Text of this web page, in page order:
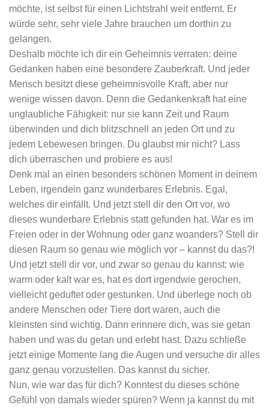
möchte, ist selbst für einen Lichtstrahl weit entfernt. Er
würde sehr, sehr viele Jahre brauchen um dorthin zu
gelangen.
Deshalb möchte ich dir ein Geheimnis verraten: deine
Gedanken haben eine besondere Zauberkraft. Und jeder
Mensch besitzt diese geheimnisvolle Kraft, aber nur
wenige wissen davon. Denn die Gedankenkraft hat eine
unglaubliche Fähigkeit: nur sie kann Zeit und Raum
überwinden und dich blitzschnell an jeden Ort und zu
jedem Lebewesen bringen. Du glaubst mir nicht? Lass
dich überraschen und probiere es aus!
Denk mal an einen besonders schönen Moment in deinem
Leben, irgendein ganz wunderbares Erlebnis. Egal,
welches dir einfällt. Und jetzt stell dir den Ort vor, wo
dieses wunderbare Erlebnis statt gefunden hat. War es im
Freien oder in der Wohnung oder ganz woanders? Stell dir
diesen Raum so genau wie möglich vor – kannst du das?!
Und jetzt stell dir vor, und zwar so genau du kannst: wie
warm oder kalt war es, hat es dort irgendwie gerochen,
vielleicht geduftet oder gestunken. Und überlege noch ob
andere Menschen oder Tiere dort waren, auch die
kleinsten sind wichtig. Dann erinnere dich, was sie getan
haben und was du getan und erlebt hast. Dazu schließe
jetzt einige Momente lang die Augen und versuche dir alles
ganz genau vorzustellen. Das kannst du sicher.
Nun, wie war das für dich? Konntest du dieses schöne
Gefühl von damals wieder spüren? Wenn ja kannst du mit